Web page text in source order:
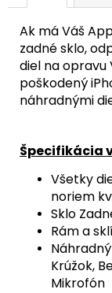
Ak má Váš
zadné sklo,
diel na opravu
poškodený
náhradnými
Špecifikácia
Všetky
noriem
Sklo
Rám a
Krúžok,
Mikrofón